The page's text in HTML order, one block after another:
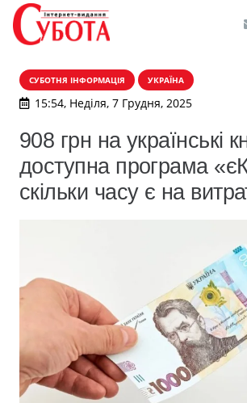
СУБОТНЯ ІНФОРМАЦІЯ УКРАЇНА
15:54, Неділя, 7 Грудня, 2025
908 грн на українські
доступна програма
скільки часу є на